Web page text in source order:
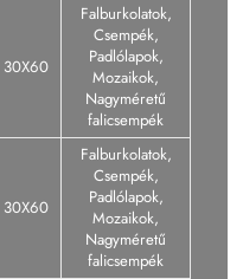
30X60
Falburkolatok,
Csempék,
Padlólapok,
Mozaikok,
Nagyméretű
falicsempék
30X60
Falburkolatok,
Csempék,
Padlólapok,
Mozaikok,
Nagyméretű
falicsempék